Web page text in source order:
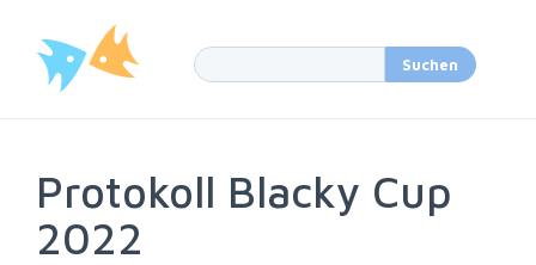
Protokoll Blacky Cup
2022